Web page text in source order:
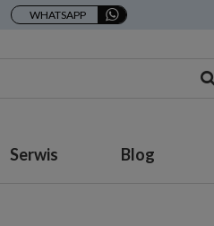
WHATSAPP
Serwis Blog